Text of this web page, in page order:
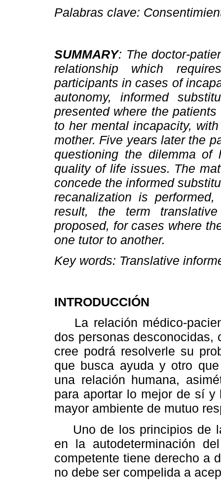
Palabras clave:
SUMMARY: The doctor-
relationship which
participants in cases of
autonomy, informed
presented where the
to her mental incapacity,
mother. Five years later the
questioning the dilemma of
quality of life issues. The
concede the informed
recanalization is
result, the term
proposed, for cases where
one tutor to another.
Key words: Translative
INTRODUCCIÓN
La relación médico-
dos personas desconocidas,
cree podrá resolverle su
que busca ayuda y otro
una relación humana,
para aportar lo mejor de sí
mayor ambiente de mutuo
Uno de los principios de
en la autodeterminación
competente tiene derecho a
no debe ser compelida a